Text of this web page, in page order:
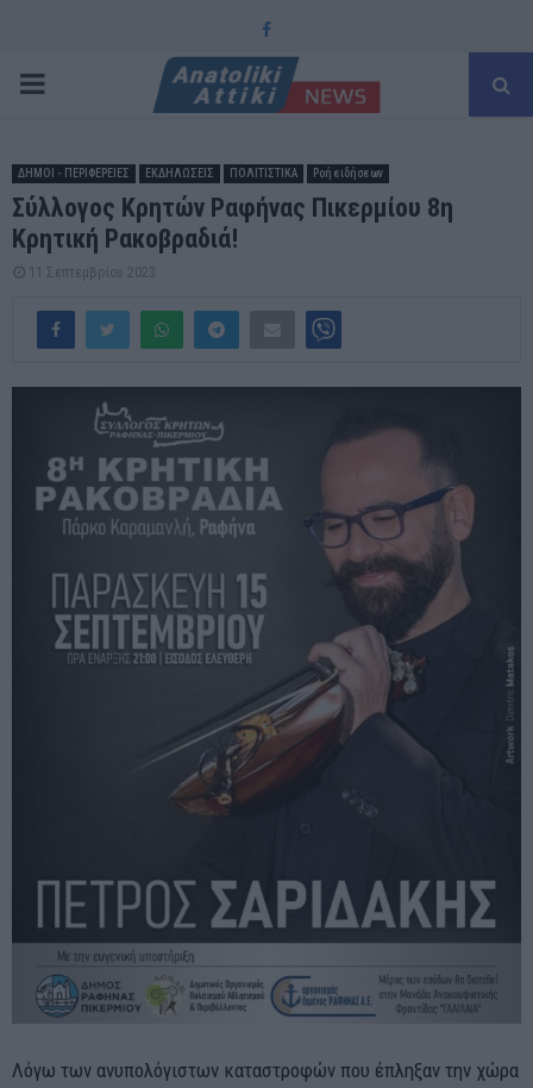
Facebook
PRIMARY
ΔΗΜΟΙ - ΠΕΡΙΦΕΡΕΙΕΣ ΕΚΔΗΛΩΣΕΙΣ ΠΟΛΙΤΙΣΤΙΚΑ Ροή ειδήσεων
Σύλλογος Κρητών Ραφήνας Πικερμίου 8η
Κρητική Ρακοβραδιά!
11 Σεπτεμβρίου 2023
Λόγω των ανυπολόγιστων καταστροφών που έπληξαν την χώρα